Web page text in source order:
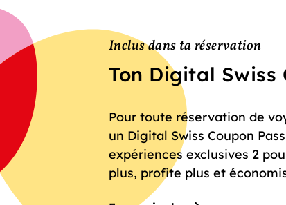
Inclus dans ta réservation
Ton Digital Swiss
Pour toute réservation de
un Digital Swiss Coupon
expériences exclusives 2
plus, profite plus et